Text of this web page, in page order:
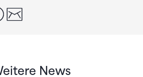
whatsapp
News